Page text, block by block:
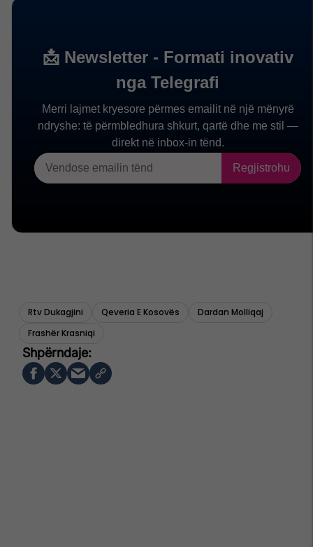
Rtv Dukagjini Qeveria E Kosovës
Dardan Molliqaj
Frashër Krasniqi